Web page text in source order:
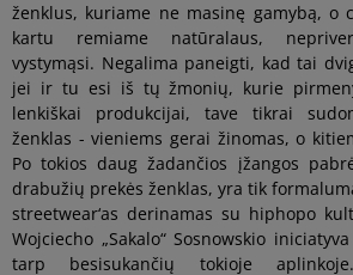
ženklus, kuriame ne masinę gamybą, o
kartu remiame natūralaus,
vystymąsi. Negalima paneigti, kad tai
jei ir tu esi iš tų žmonių, kurie
lenkiškai produkcijai, tave tikrai
ženklas - vieniems gerai žinomas, o
Po tokios daug žadančios įžangos
drabužių prekės ženklas, yra tik
streetwear‘as derinamas su hiphopo
Wojciecho „Sakalo“ Sosnowskio
tarp besisukančių tokioje